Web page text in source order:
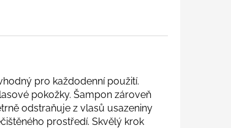
pro každodenní použití.
pokožky. Šampon zároveň
odstraňuje z vlasů usazeniny
prostředí. Skvělý krok